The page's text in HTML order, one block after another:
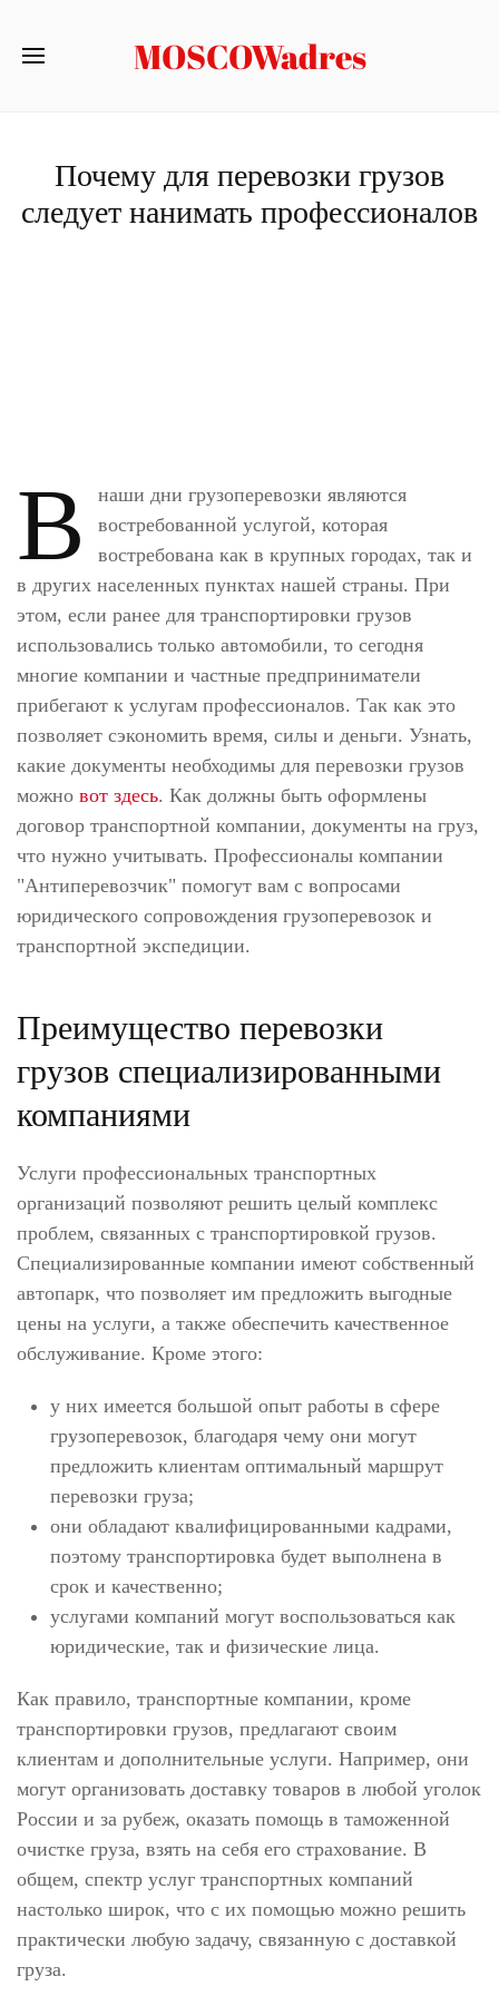
MOSCOWadres
Почему для перевозки грузов
следует нанимать профессионалов
В
наши дни грузоперевозки являются
востребованной услугой, которая
востребована как в крупных городах, так и
в других населенных пунктах нашей страны. При
этом, если ранее для транспортировки грузов
использовались только автомобили, то сегодня
многие компании и частные предприниматели
прибегают к услугам профессионалов. Так как это
позволяет сэкономить время, силы и деньги. Узнать,
какие документы необходимы для перевозки грузов
можно вот здесь. Как должны быть оформлены
договор транспортной компании, документы на груз,
что нужно учитывать. Профессионалы компании
"Антиперевозчик" помогут вам с вопросами
юридического сопровождения грузоперевозок и
транспортной экспедиции.
Преимущество перевозки
грузов специализированными
компаниями
Услуги профессиональных транспортных
организаций позволяют решить целый комплекс
проблем, связанных с транспортировкой грузов.
Специализированные компании имеют собственный
автопарк, что позволяет им предложить выгодные
цены на услуги, а также обеспечить качественное
обслуживание. Кроме этого:
у них имеется большой опыт работы в сфере
грузоперевозок, благодаря чему они могут
предложить клиентам оптимальный маршрут
перевозки груза;
они обладают квалифицированными кадрами,
поэтому транспортировка будет выполнена в
срок и качественно;
услугами компаний могут воспользоваться как
юридические, так и физические лица.
Как правило, транспортные компании, кроме
транспортировки грузов, предлагают своим
клиентам и дополнительные услуги. Например, они
могут организовать доставку товаров в любой уголок
России и за рубеж, оказать помощь в таможенной
очистке груза, взять на себя его страхование. В
общем, спектр услуг транспортных компаний
настолько широк, что с их помощью можно решить
практически любую задачу, связанную с доставкой
груза.